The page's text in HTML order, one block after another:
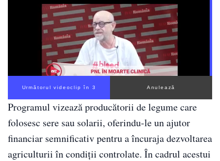
Următorul videoclip în 2 Anulează
Programul vizează producătorii de legume care
folosesc sere sau solarii, oferindu-le un ajutor
financiar semnificativ pentru a încuraja dezvoltarea
agriculturii în condiții controlate. În cadrul acestui